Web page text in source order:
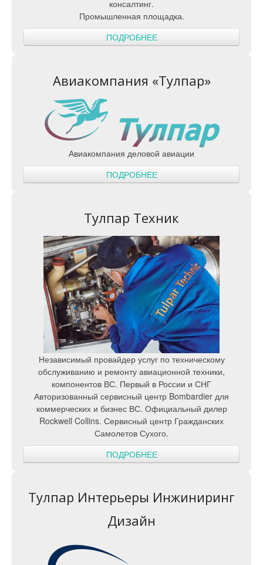
консалтинг.
Промышленная площадка.
ПОДРОБНЕЕ
Авиакомпания «Тулпар»
Авиакомпания деловой авиации
ПОДРОБНЕЕ
Тулпар Техник
Независимый провайдер услуг по техническому
обслуживанию и ремонту авиационной техники,
компонентов ВС. Первый в России и СНГ
Авторизованный сервисный центр Bombardier для
коммерческих и бизнес ВС. Официальный дилер
Rockwell Collins. Сервисный центр Гражданских
Самолетов Сухого.
ПОДРОБНЕЕ
Тулпар Интерьеры Инжиниринг
Дизайн